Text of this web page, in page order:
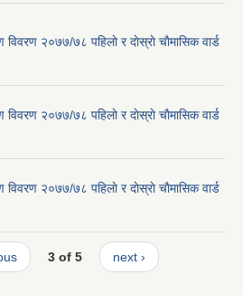
विवरण २०७७/७८ पहिलाे र दाेस्राे चाैमासिक वार्ड
विवरण २०७७/७८ पहिलाे र दाेस्राे चाैमासिक वार्ड
विवरण २०७७/७८ पहिलाे र दाेस्राे चाैमासिक वार्ड
3 of 5 next ›